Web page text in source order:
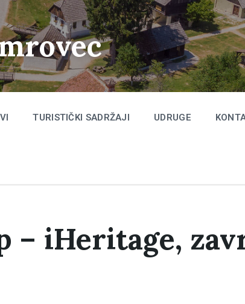
TURISTIČKI SADRŽAJI UDRUGE
– iHeritage,